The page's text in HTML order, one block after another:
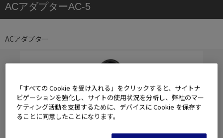
ACアダプターAC-5
ACアダプター
「すべての Cookie を受け入れる」をクリックすると、サイトナ
ビゲーションを強化し、サイトの使用状況を分析し、弊社のマー
ケティング活動を支援するために、デバイスに Cookie を保存す
ることに同意したことになります。